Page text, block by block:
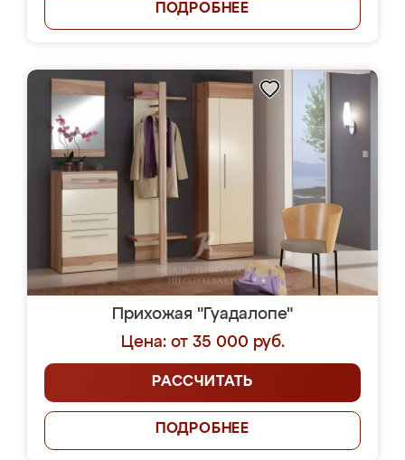
ПОДРОБНЕЕ
Прихожая "Гуадалопе"
Цена: от 35 000 руб.
РАССЧИТАТЬ
ПОДРОБНЕЕ